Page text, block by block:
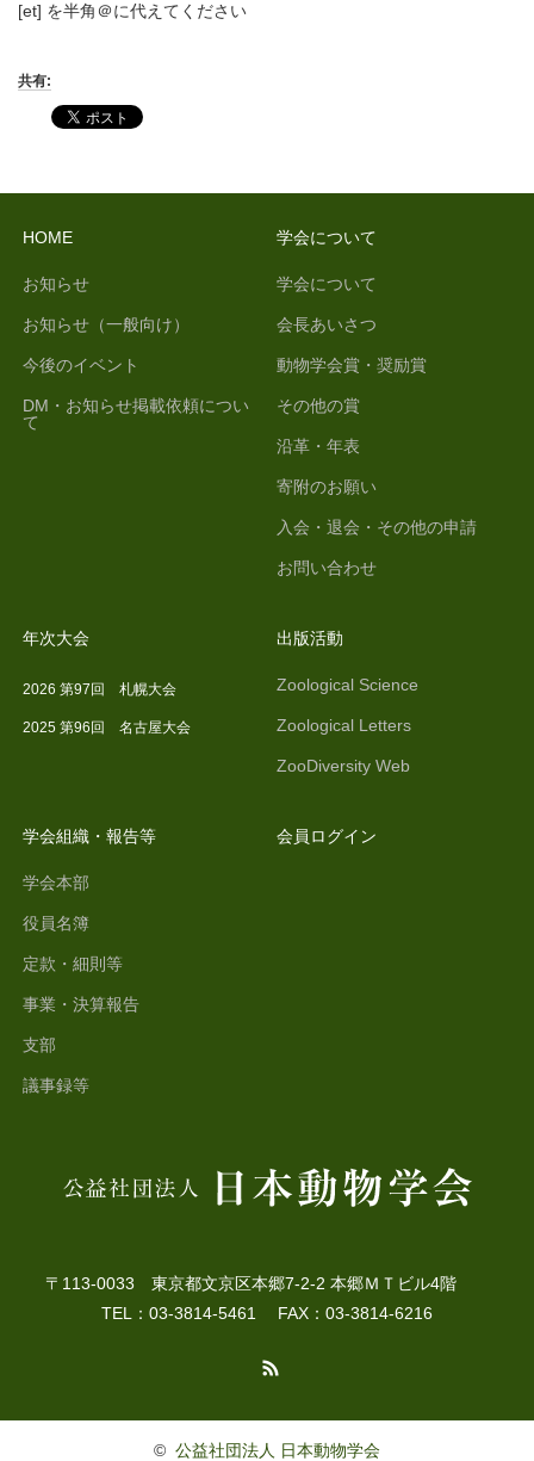
[et] を半角＠に代えてください
共有:
HOME
お知らせ
お知らせ（一般向け）
今後のイベント
DM・お知らせ掲載依頼につい
て
学会について
学会について
会長あいさつ
動物学会賞・奨励賞
その他の賞
沿革・年表
寄附のお願い
入会・退会・その他の申請
お問い合わせ
年次大会
2026 第97回 札幌大会
2025 第96回 名古屋大会
出版活動
Zoological Science
Zoological Letters
ZooDiversity Web
学会組織・報告等
学会本部
役員名簿
定款・細則等
事業・決算報告
支部
議事録等
会員ログイン
〒113-0033 東京都文京区本郷7-2-2 本郷ＭＴビル4階
TEL：03-3814-5461 FAX：03-3814-6216
© 公益社団法人 日本動物学会